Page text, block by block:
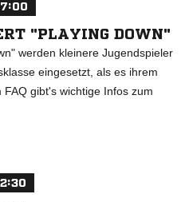
"PLAYING DOWN"
werden kleinere Jugendspieler
eingesetzt, als es ihrem
gibt's wichtige Infos zum